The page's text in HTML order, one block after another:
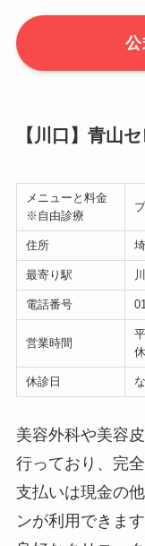
【川口】青山
メニューと料金
※自由診療
住所
最寄り駅
電話番号
営業時間
休診日
美容外科や美容
行っており、完
支払いは現金の
ンが利用できま